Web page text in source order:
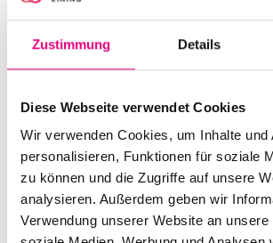
Zustimmung Details
Diese Webseite verwendet Cookies
Wir verwenden Cookies, um Inhalte und
personalisieren, Funktionen für soziale
zu können und die Zugriffe auf unsere
analysieren. Außerdem geben wir
Verwendung unserer Website an
geben!
Spenden Sie jetzt –
unterstützen Sie
Versorgung von
Kindern im Ruhrgebiet.